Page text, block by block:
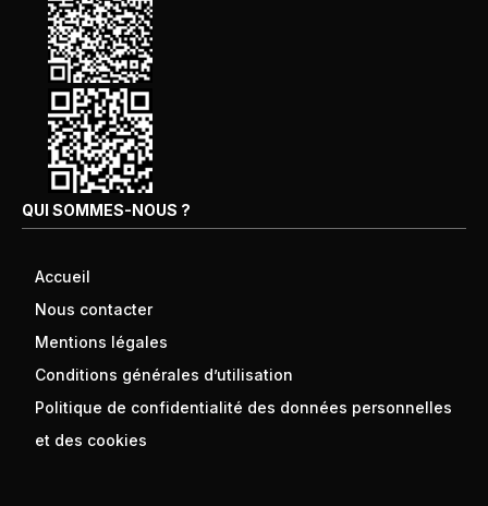
QUI SOMMES-NOUS ?
Accueil
Nous contacter
Mentions légales
Conditions générales d’utilisation
Politique de confidentialité des données personnelles
et des cookies